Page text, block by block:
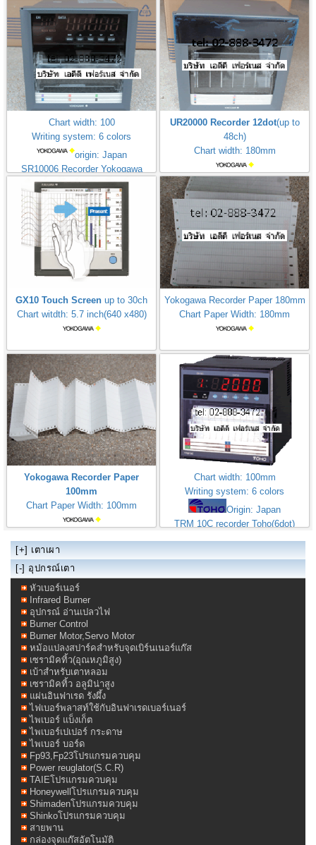
Chart width: 100
Writing system: 6 colors
origin: Japan
SR10006 Recorder Yokogawa
UR20000 Recorder 12dot(up to
48ch)
Chart width: 180mm
GX10 Touch Screen up to 30ch
Chart witdth: 5.7 inch(640 x480)
Yokogawa Recorder Paper 180mm
Chart Paper Width: 180mm
Yokogawa Recorder Paper
100mm
Chart Paper Width: 100mm
Chart width: 100mm
Writing system: 6 colors
Origin: Japan
TRM 10C recorder Toho(6dot)
[+] เตาเผา
[-] อุปกรณ์เตา
หัวเบอร์เนอร์
Infrared Burner
อุปกรณ์ อ่านเปลวไฟ
Burner Control
Burner Motor,Servo Motor
หม้อแปลงสปาร์คสำหรับจุดเบิร์นเนอร์แก๊ส
เซรามิคทิ้ว(อุณหภูมิสูง)
เบ้าสำหรับเตาหลอม
เซรามิคทิ้ว อลูมิน่าสูง
แผ่นอินฟาเรด รังผึ้ง
ไฟเบอร์พลาสท์ใช้กับอินฟาเรดเบอร์เนอร์
ไพเบอร์ แบ็งเก็ต
ไพเบอร์เปเปอร์ กระดาษ
ไพเบอร์ บอร์ด
Fp93,Fp23โปรแกรมควบคุม
Power reuglator(S.C.R)
TAIEโปรแกรมควบคุม
Honeywellโปรแกรมควบคุม
Shimadenโปรแกรมควบคุม
Shinkoโปรแกรมควบคุม
สายพาน
กล่องจุดแก๊สอัตโนมัติ